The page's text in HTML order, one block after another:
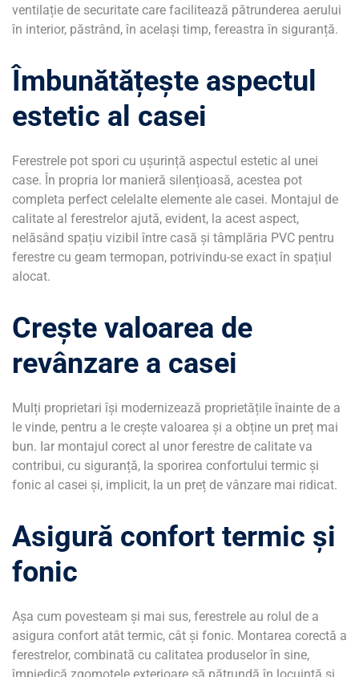
ventilație de securitate care facilitează pătrunderea aerului
în interior, păstrând, în același timp, fereastra în siguranță.
Îmbunătățește aspectul
estetic al casei
Ferestrele pot spori cu ușurință aspectul estetic al unei
case. În propria lor manieră silențioasă, acestea pot
completa perfect celelalte elemente ale casei. Montajul de
calitate al ferestrelor ajută, evident, la acest aspect,
nelăsând spațiu vizibil între casă și tâmplăria PVC pentru
ferestre cu geam termopan, potrivindu-se exact în spațiul
alocat.
Crește valoarea de
revânzare a casei
Mulți proprietari își modernizează proprietățile înainte de a
le vinde, pentru a le crește valoarea și a obține un preț mai
bun. Iar montajul corect al unor ferestre de calitate va
contribui, cu siguranță, la sporirea confortului termic și
fonic al casei și, implicit, la un preț de vânzare mai ridicat.
Asigură confort termic și
fonic
Așa cum povesteam și mai sus, ferestrele au rolul de a
asigura confort atât termic, cât și fonic. Montarea corectă a
ferestrelor, combinată cu calitatea produselor în sine,